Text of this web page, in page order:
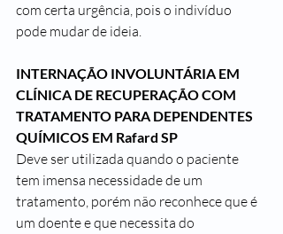
com certa urgência, pois o indivíduo
pode mudar de ideia.
INTERNAÇÃO INVOLUNTÁRIA EM
CLÍNICA DE RECUPERAÇÃO COM
TRATAMENTO PARA DEPENDENTES
QUÍMICOS EM Rafard SP
Deve ser utilizada quando o paciente
tem imensa necessidade de um
tratamento, porém não reconhece que é
um doente e que necessita do